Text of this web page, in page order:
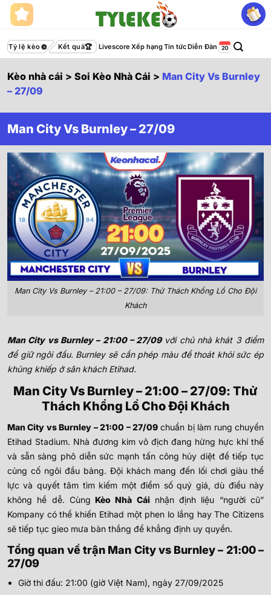
qua
dungTỷ lệ kèo Kết quả Livescore Xếp hạngTin tứcDiễn Đàn
Kèo nhà cái > Soi Kèo Nhà Cái > Man City Vs Burnley
– 27/09
Man City Vs Burnley – 27/09
Man City Vs Burnley – 21:00 – 27/09: Thử Thách Khổng Lồ Cho Đội
Khách
Man City vs Burnley – 21:00 – 27/09với chủ nhà khát 3 điểm
để giữ ngôi đầu. Burnley sẽ cần phép màu để thoát khỏi sức ép
khủng khiếp ở sân khách Etihad.
Man City Vs Burnley – 21:00 – 27/09: Thử
Thách Khổng Lồ Cho Đội Khách
Man City vs Burnley – 21:00 – 27/09chuẩn bị làm rung chuyển
Etihad Stadium. Nhà đương kim vô địch đang hừng hực khí thế
và sẵn sàng phô diễn sức mạnh tấn công hủy diệt để tiếp tục
củng cố ngôi đầu bảng. Đội khách mang đến lối chơi giàu thể
lực và quyết tâm tìm kiếm một điểm số quý giá, dù điều này
không hề dễ. Cùng Kèo Nhà Cáinhận định liệu “người cũ”
Kompany có thể khiến Etihad một phen lo lắng hay The Citizens
sẽ tiếp tục gieo mưa bàn thắng để khẳng định uy quyền.
Tổng quan về trận Man City vs Burnley – 21:00 –
27/09
Giờ thi đấu: 21:00 (giờ Việt Nam), ngày 27/09/2025